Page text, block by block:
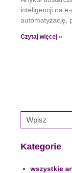
inteligencji na
automatyzację,
Czytaj więcej »
Kategorie
wszystkie